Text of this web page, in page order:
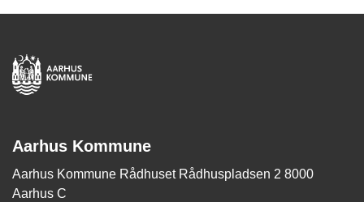
Aarhus Kommune
Aarhus Kommune Rådhuset Rådhuspladsen 2 8000
Aarhus C